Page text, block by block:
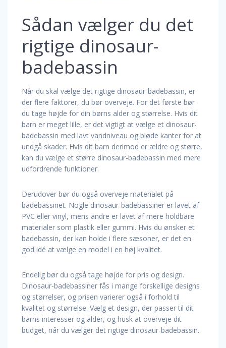
Sådan vælger du det
rigtige dinosaur-
badebassin
Når du skal vælge det rigtige dinosaur-badebassin, er
der flere faktorer, du bør overveje. For det første bør
du tage højde for din børns alder og størrelse. Hvis dit
barn er meget lille, er det vigtigt at vælge et dinosaur-
badebassin med lavt vandniveau og bløde kanter for at
undgå skader. Hvis dit barn derimod er ældre og større,
kan du vælge et større dinosaur-badebassin med mere
udfordrende funktioner.
Derudover bør du også overveje materialet på
badebassinet. Nogle dinosaur-badebassiner er lavet af
PVC eller vinyl, mens andre er lavet af mere holdbare
materialer som plastik eller gummi. Hvis du ønsker et
badebassin, der kan holde i flere sæsoner, er det en
god idé at vælge en model i en høj kvalitet.
Endelig bør du også tage højde for pris og design.
Dinosaur-badebassiner fås i mange forskellige designs
og størrelser, og prisen varierer også i forhold til
kvalitet og størrelse. Vælg et design, der passer til dit
barns interesser og alder, og husk at overveje dit
budget, når du vælger det rigtige dinosaur-badebassin.